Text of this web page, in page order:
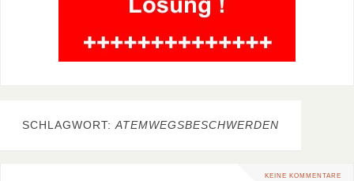
SCHLAGWORT: ATEMWEGSBESCHWERDEN
KEINE KOMMENTARE